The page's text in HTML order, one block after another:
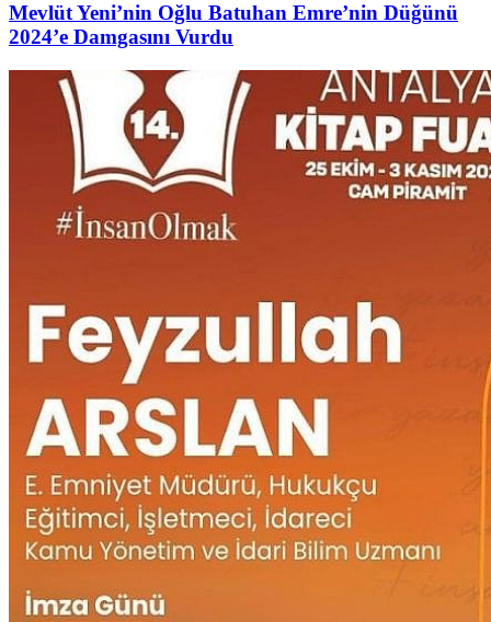
Mevlüt Yeni’nin Oğlu Batuhan Emre’nin Düğünü
2024’e Damgasını Vurdu